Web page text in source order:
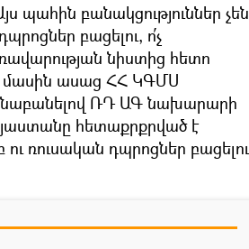
պահին բանակցություններ չեն
բացելու, ո՛չ
նիստից հետո
մասին ասաց ՀՀ ԿԳՄՍ
ՌԴ ԱԳ նախարարի
հետաքրքրված է
ռուսական դպրոցներ բացելու